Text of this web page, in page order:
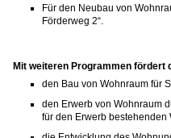
Für den Neubau von
Förderweg 2“.
Mit weiteren Programmen fördert
den Bau von Wohnraum für
den Erwerb von Wohnraum
für den Erwerb bestehenden